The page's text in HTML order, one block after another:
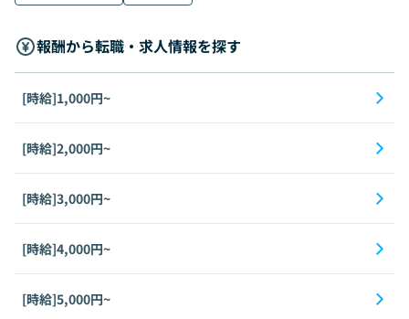
報酬から転職・求人情報を探す
[時給]1,000円~
[時給]2,000円~
[時給]3,000円~
[時給]4,000円~
[時給]5,000円~